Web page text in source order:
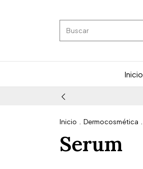
Inicio
Inicio Dermocosmética
Serum